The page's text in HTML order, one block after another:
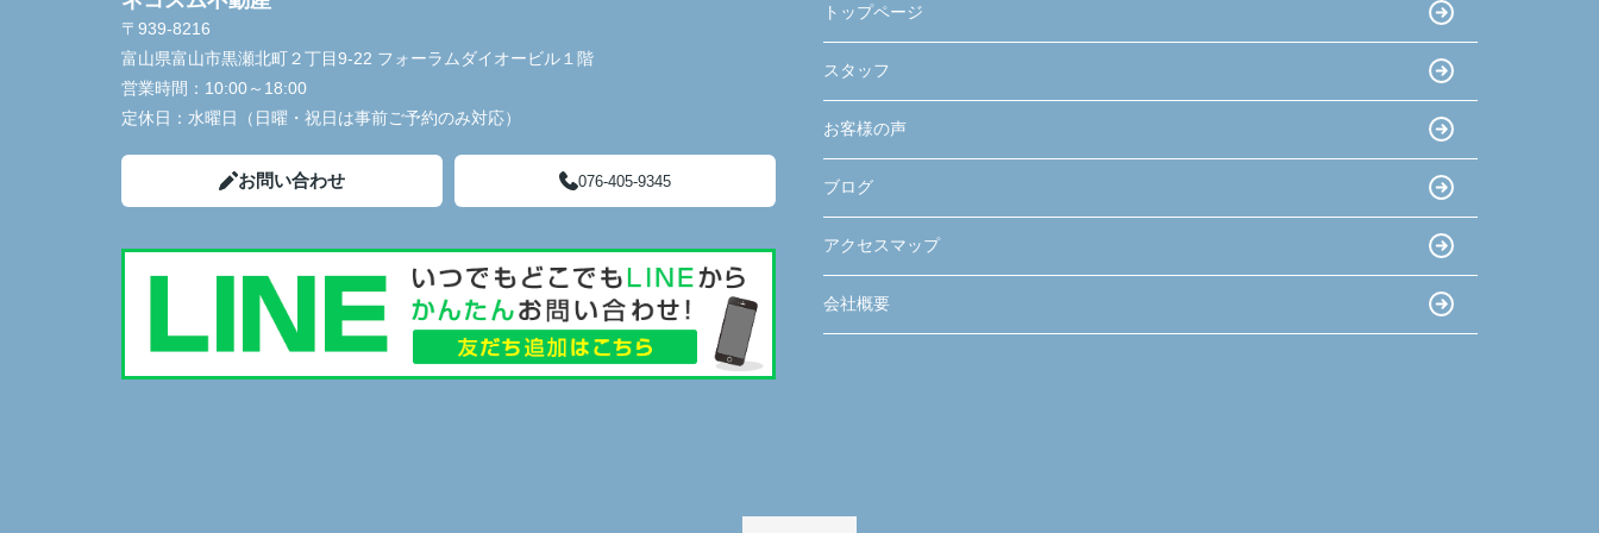
〒939-8216
富山県富山市黒瀬北町２丁目9-22 フォーラムダイオービル１階
営業時間： 10:00～18:00
定休日： 水曜日（日曜・祝日は事前ご予約のみ対応）
お問い合わせ 076-405-9345
トップページ
スタッフ
お客様の声
ブログ
アクセスマップ
会社概要